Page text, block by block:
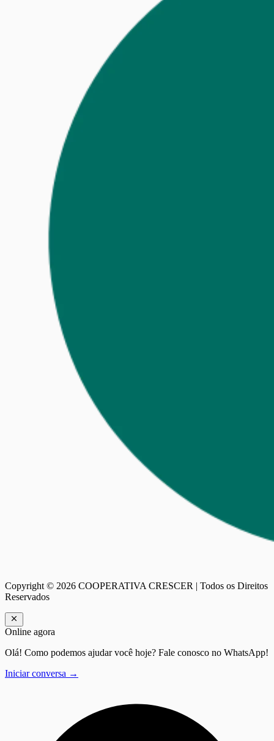
Copyright © 2026 COOPERATIVA CRESCER | Todos os Direitos
Reservados
Online agora
Olá! Como podemos ajudar você hoje? Fale conosco no WhatsApp!
Iniciar conversa →